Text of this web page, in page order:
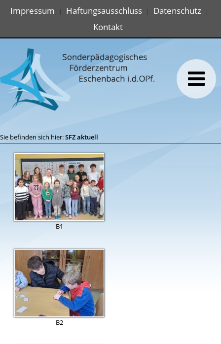
Impressum | Haftungsausschluss | Datenschutz |
Kontakt
Sie befinden sich hier:SFZ aktuell
B1
B2